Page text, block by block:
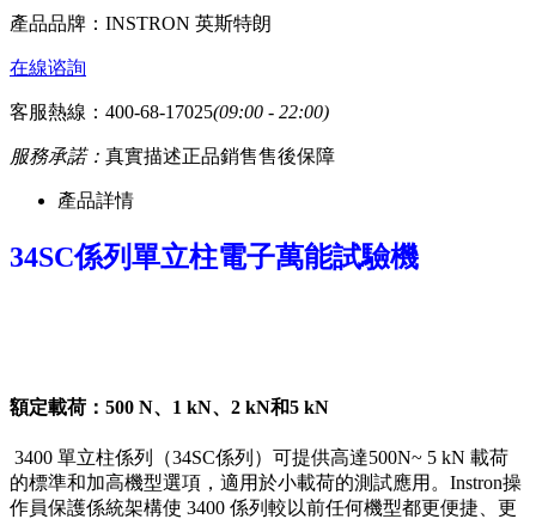
產品品牌： INSTRON 英斯特朗
在線谘詢
客服熱線：400-68-17025(09:00 - 22:00)
服務承諾： 真實描述正品銷售售後保障
產品詳情
34SC係列單立柱電子萬能試驗機
額定載荷：500 N、1 kN、2 kN和5 kN
3400 單立柱係列（34SC係列）可提供高達500N~ 5 kN 載荷
的標準和加高機型選項，適用於小載荷的測試應用。Instron操
作員保護係統架構使 3400 係列較以前任何機型都更便捷、更